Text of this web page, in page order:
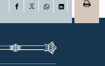
Facebook
WhatsAppLinkedIn